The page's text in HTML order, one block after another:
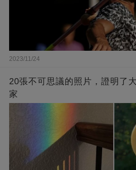
2023/11/24
20張不可思議的照片，證明了
家